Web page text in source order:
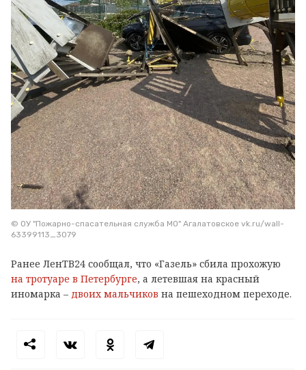
© ОУ "Пожарно-спасательная служба МО" Агалатовское vk.ru/wall-
63399113_3079
Ранее ЛенТВ24 сообщал, что «Газель» сбила прохожую
на тротуаре в Петербурге, а летевшая на красный
иномарка – двоих мальчиков на пешеходном переходе.